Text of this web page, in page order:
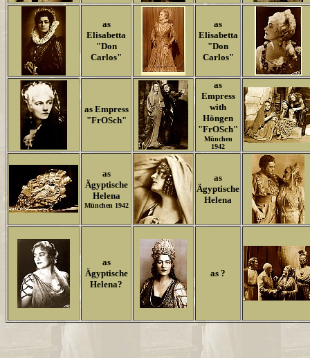
as
Elisabetta
"Don
Carlos"
as
Elisabetta
"Don
Carlos"
as Empress
"FrOSch"
as
Empress
with
Höngen
"FrOSch"
München
1942
as
Ägyptische
Helena
München 1942
as
Ägyptische
Helena
as
Ägyptische
Helena?
as ?